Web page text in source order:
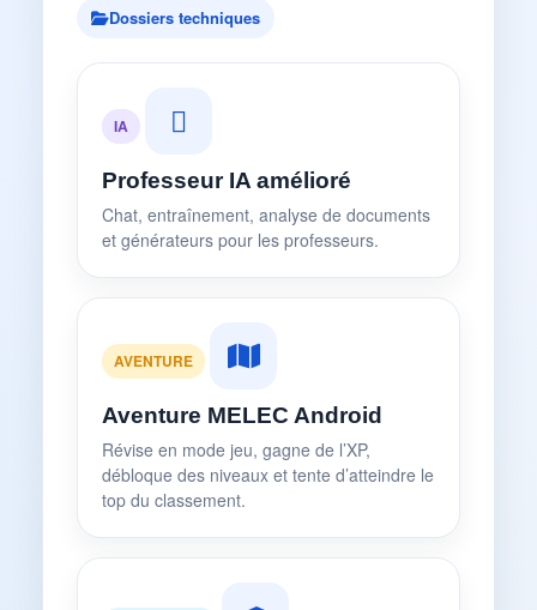
Dossiers techniques
IA
Professeur IA amélioré
Chat, entraînement, analyse de documents
et générateurs pour les professeurs.
AVENTURE
Aventure MELEC Android
Révise en mode jeu, gagne de l’XP,
débloque des niveaux et tente d’atteindre le
top du classement.